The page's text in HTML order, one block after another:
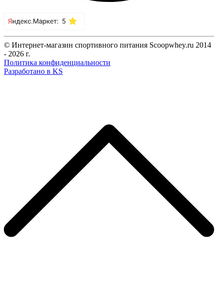
© Интернет-магазин спортивного питания Scoopwhey.ru 2014
- 2026 г.
Политика конфиденциальности
Разработано в KS